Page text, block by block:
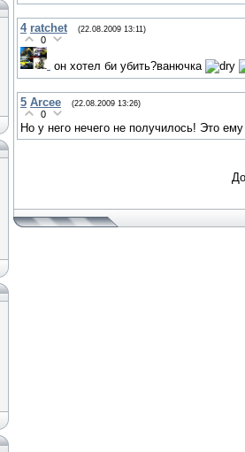
4 ratchet (22.08.2009 13:11)
0
он хотел би убить?ванючка
5 Arcee (22.08.2009 13:26)
0
Но у него нечего не получилось! Это